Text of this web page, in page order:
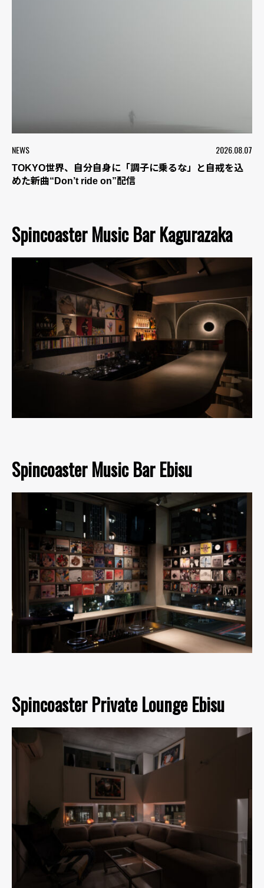
NEWS 2026.08.07
TOKYO世界、自分自身に「調子に乗るな」と自戒を込
めた新曲“Don’t ride on”配信
Spincoaster Music Bar Kagurazaka
Spincoaster Music Bar Ebisu
Spincoaster Private Lounge Ebisu